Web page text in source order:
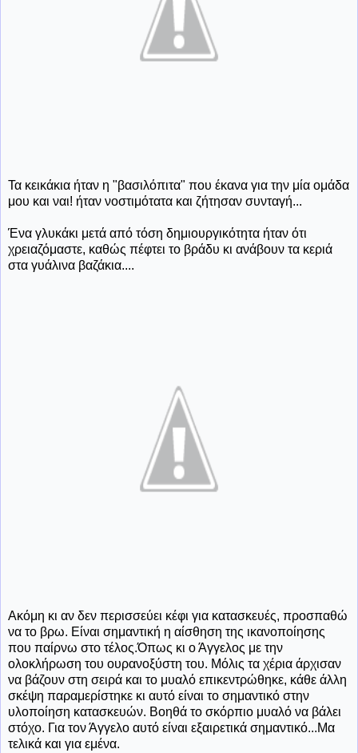
Τα κεικάκια ήταν η "βασιλόπιτα" που έκανα για την μία ομάδα
μου και ναι! ήταν νοστιμότατα και ζήτησαν συνταγή...
Ένα γλυκάκι μετά από τόση δημιουργικότητα ήταν ότι
χρειαζόμαστε, καθώς πέφτει το βράδυ κι ανάβουν τα κεριά
στα γυάλινα βαζάκια....
Ακόμη κι αν δεν περισσεύει κέφι για κατασκευές, προσπαθώ
να το βρω. Είναι σημαντική η αίσθηση της ικανοποίησης
που παίρνω στο τέλος.Όπως κι ο Άγγελος με την
ολοκλήρωση του ουρανοξύστη του. Μόλις τα χέρια άρχισαν
να βάζουν στη σειρά και το μυαλό επικεντρώθηκε, κάθε άλλη
σκέψη παραμερίστηκε κι αυτό είναι το σημαντικό στην
υλοποίηση κατασκευών. Βοηθά το σκόρπιο μυαλό να βάλει
στόχο. Για τον Άγγελο αυτό είναι εξαιρετικά σημαντικό...Μα
τελικά και για εμένα.